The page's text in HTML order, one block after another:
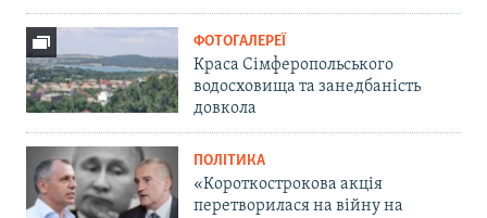
ФОТОГАЛЕРЕЇ
Краса Сімферопольського
водосховища та занедбаність
довкола
ПОЛІТИКА
«Короткострокова акція
перетворилася на війну на